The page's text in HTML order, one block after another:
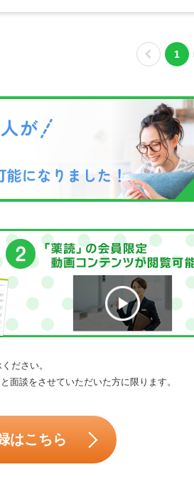
1
ださい。
談をさせていただいた方に限ります。
はこちら